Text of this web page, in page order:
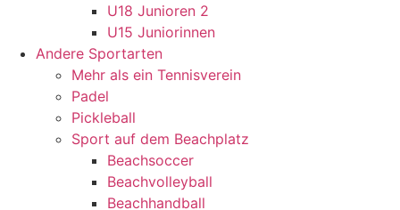
U18 Junioren 2
U15 Juniorinnen
Andere Sportarten
Mehr als ein Tennisverein
Padel
Pickleball
Sport auf dem Beachplatz
Beachsoccer
Beachvolleyball
Beachhandball